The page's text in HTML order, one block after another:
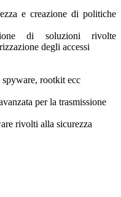
e creazione di politiche
di soluzioni rivolte
degli accessi
spyware, rootkit ecc
per la trasmissione
rivolti alla sicurezza